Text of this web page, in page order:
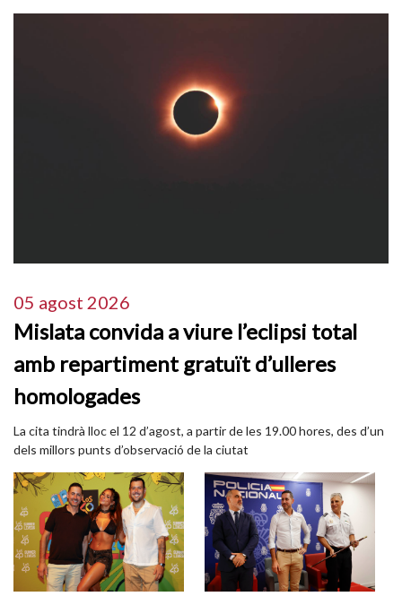
05 agost 2026
Mislata convida a viure l’eclipsi total
amb repartiment gratuït d’ulleres
homologades
La cita tindrà lloc el 12 d’agost, a partir de les 19.00 hores, des d’un
dels millors punts d’observació de la ciutat